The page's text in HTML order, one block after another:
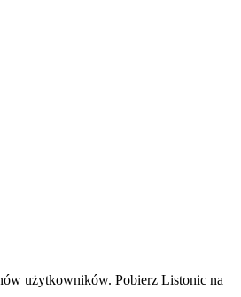
użytkowników. Pobierz Listonic na